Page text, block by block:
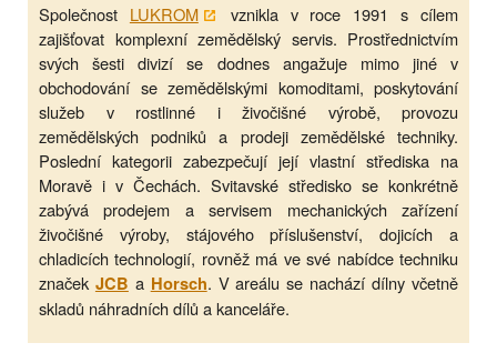
Společnost LUKROM
vznikla v roce 1991 s cílem
zajišťovat komplexní zemědělský servis. Prostřednictvím
svých šesti divizí se dodnes angažuje mimo jiné v
obchodování se zemědělskými komoditami, poskytování
služeb v rostlinné i živočišné výrobě, provozu
zemědělských podniků a prodeji zemědělské techniky.
Poslední kategorii zabezpečují její vlastní střediska na
Moravě i v Čechách. Svitavské středisko se konkrétně
zabývá prodejem a servisem mechanických zařízení
živočišné výroby, stájového příslušenství, dojicích a
chladicích technologií, rovněž má ve své nabídce techniku
značek JCB a Horsch. V areálu se nachází dílny včetně
skladů náhradních dílů a kanceláře.